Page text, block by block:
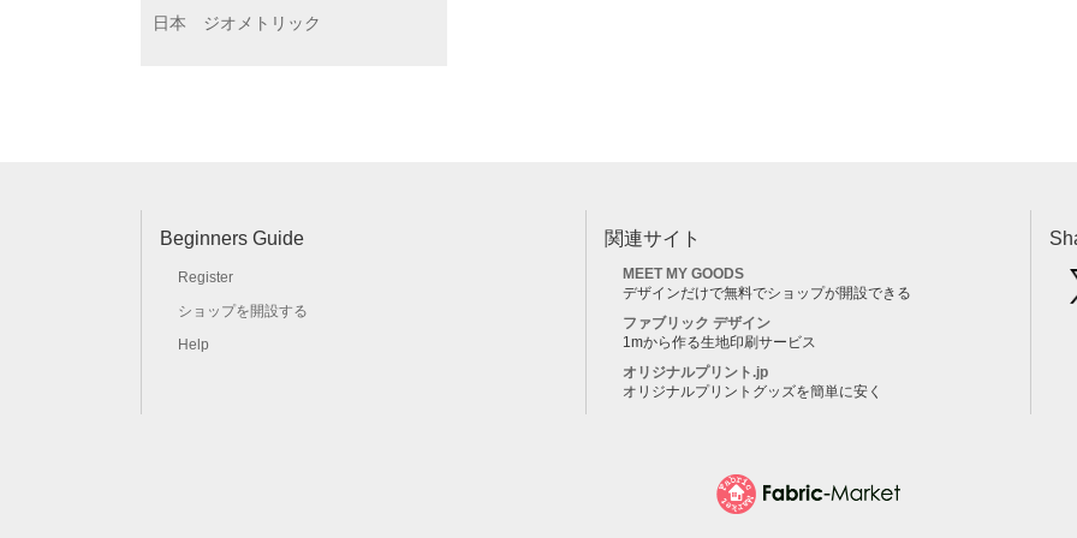
日本
ジオメトリック
Beginners Guide
Register
ショップを開設する
Help
関連サイト
MEET MY GOODS
デザインだけで無料でショップが開設できる
ファブリック デザイン
1mから作る生地印刷サービス
オリジナルプリント.jp
オリジナルプリントグッズを簡単に安く